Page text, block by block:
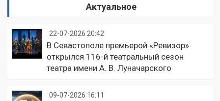
Актуальное
22-07-2026 20:42
В Севастополе премьерой «Ревизор»
открылся 116-й театральный сезон
театра имени А. В. Луначарского
09-07-2026 16:11